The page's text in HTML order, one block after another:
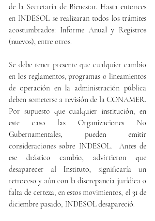
de la Secretaría de Bienestar. Hasta entonces
en INDESOL se realizaran todos los trámites
acostumbrados: Informe Anual y Registros
(nuevos), entre otros.
Se debe tener presente que cualquier cambio
en los reglamentos, programas o lineamientos
de operación en la administración pública
deben someterse a revisión de la CONAMER.
Por supuesto que cualquier institución, en
este caso las Organizaciones No
Gubernamentales, pueden emitir
consideraciones sobre INDESOL.  Antes de
ese drástico cambio, advirtieron que
desaparecer al Instituto, significaría un
retroceso y aún con la discrepancia jurídica o
falta de certeza, en estos movimientos, el 31 de
diciembre pasado, INDESOL desapareció.